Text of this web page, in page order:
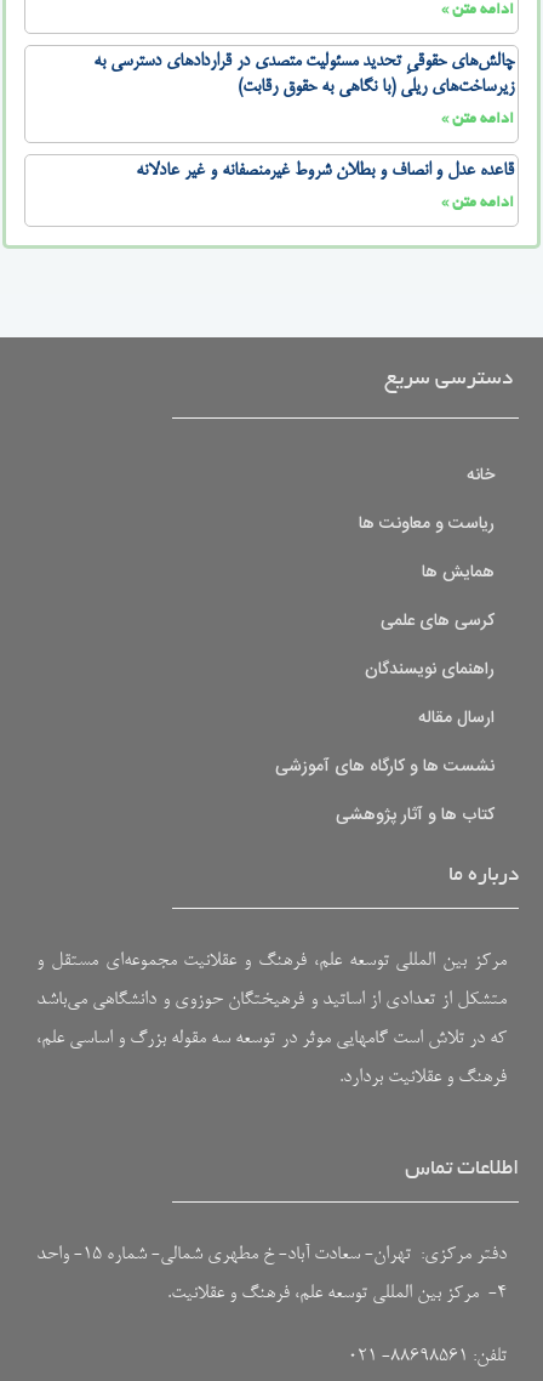
ادامه متن »
چالش‌های حقوقیِ تحدید مسئولیت متصدی در قراردادهای دسترسی به
زیرساخت‌های ریلی (با نگاهی به حقوق رقابت)
ادامه متن »
قاعده عدل و انصاف و بطلان شروط غیرمنصفانه و غیر عادلانه
ادامه متن »
دسترسی سریع
خانه
ریاست و معاونت ها
همایش ها
کرسی های علمی
راهنمای نویسندگان
ارسال مقاله
نشست ها و کارگاه های آموزشی
کتاب ها و آثار پژوهشی
درباره ما
مرکز بین المللی توسعه علم، فرهنگ و عقلانیت مجموعه‌ای مستقل و
متشکل از تعدادی از اساتید و فرهیختگان حوزوی و دانشگاهی می‌باشد
که در تلاش است گامهایی موثر در توسعه سه مقوله بزرگ و اساسی علم،
فرهنگ و عقلانیت بردارد.
اطلاعات تماس
دفتر مرکزی: تهران- سعادت آباد- خ مطهری شمالی- شماره ۱۵- واحد
۴- مرکز بین المللی توسعه علم، فرهنگ و عقلانیت.
تلفن: ۸۸۶۹۸۵۶۱- ۰۲۱